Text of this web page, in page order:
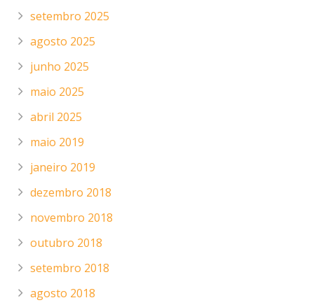
setembro 2025
agosto 2025
junho 2025
maio 2025
abril 2025
maio 2019
janeiro 2019
dezembro 2018
novembro 2018
outubro 2018
setembro 2018
agosto 2018